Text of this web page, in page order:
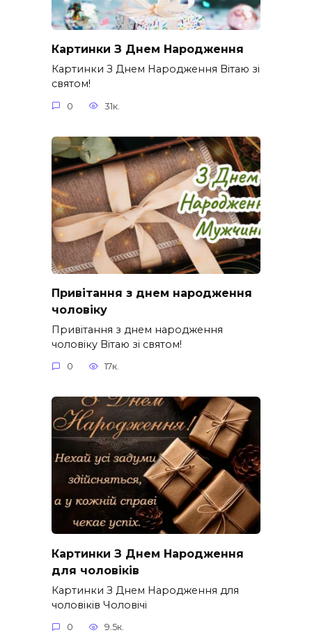
Картинки З Днем Народження
Картинки З Днем Народження Вітаю зі
святом!
0 31к.
Привітання з днем народження
чоловіку
Привітання з днем народження
чоловіку Вітаю зі святом!
0 17к.
Картинки З Днем Народження
для чоловіків​
Картинки З Днем Народження для
чоловіків​ Чоловічі
0 9.5к.